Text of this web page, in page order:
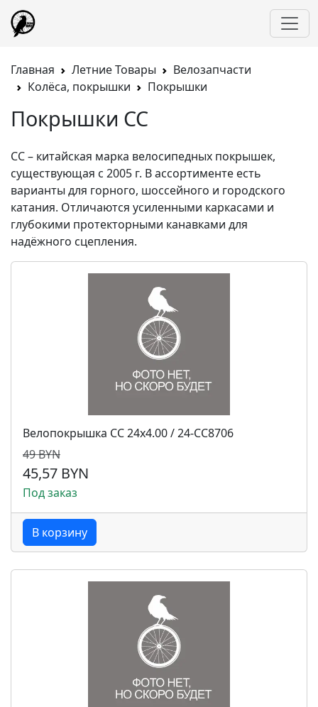
Главная Летние Товары
Велозапчасти
Колёса, покрышки
Покрышки
Покрышки CC
CC – китайская марка велосипедных покрышек,
существующая с 2005 г. В ассортименте есть
варианты для горного, шоссейного и городского
катания. Отличаются усиленными каркасами и
глубокими протекторными канавками для
надёжного сцепления.
Велопокрышка CC 24x4.00 / 24-CC8706
49 BYN
45,57 BYN
Под заказ
В корзину